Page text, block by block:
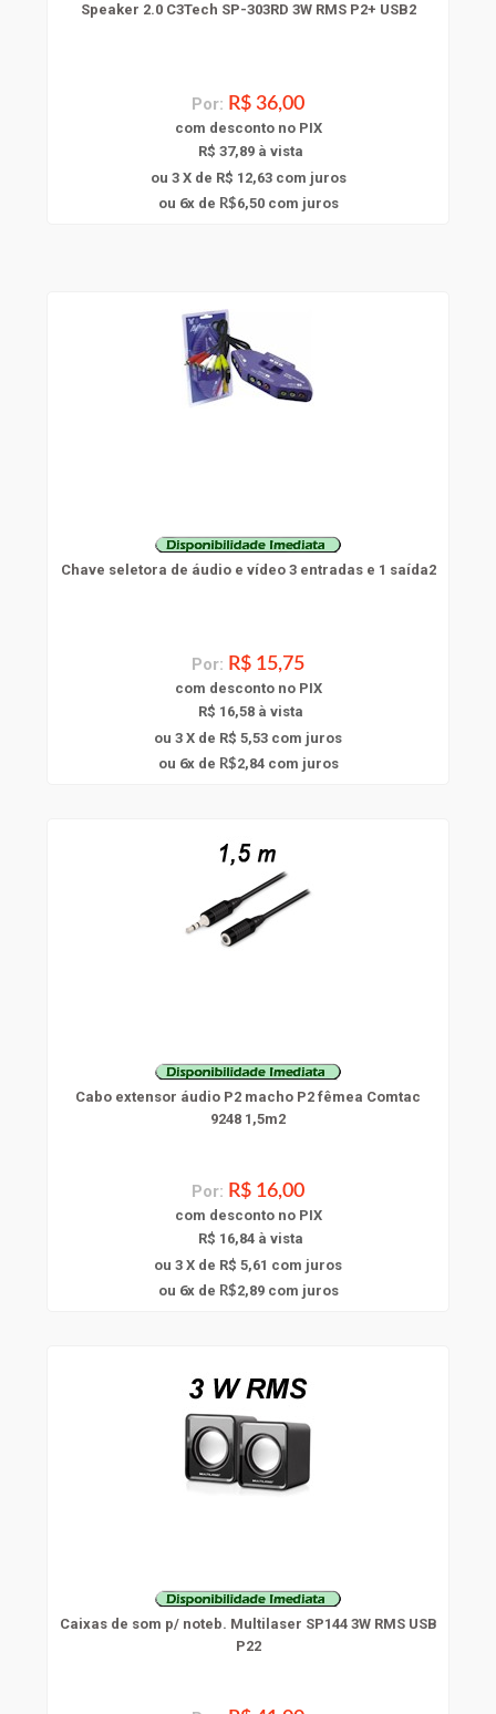
Speaker 2.0 C3Tech SP-303RD 3W RMS P2+ USB2
Por: R$ 36,00
com desconto no PIX
R$ 37,89 à vista
ou 3 X de R$ 12,63com juros
ou 6x de R$6,50com juros
Chave seletora de áudio e vídeo 3 entradas e 1 saída2
Por: R$ 15,75
com desconto no PIX
R$ 16,58 à vista
ou 3 X de R$ 5,53 com juros
ou 6x de R$2,84com juros
Cabo extensor áudio P2 macho P2 fêmea Comtac
9248 1,5m2
Por: R$ 16,00
com desconto no PIX
R$ 16,84 à vista
ou 3 X de R$ 5,61 com juros
ou 6x de R$2,89com juros
Caixas de som p/ noteb. Multilaser SP144 3W RMS USB
P22